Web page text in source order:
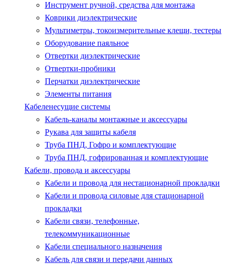
Инструмент ручной, средства для монтажа
Коврики диэлектрические
Мультиметры, токоизмерительные клещи, тестеры
Оборудование паяльное
Отвертки диэлектрические
Отвертки-пробники
Перчатки диэлектрические
Элементы питания
Кабеленесущие системы
Кабель-каналы монтажные и аксессуары
Рукава для защиты кабеля
Труба ПНД, Гофро и комплектующие
Труба ПНД, гофрированная и комплектующие
Кабели, провода и аксессуары
Кабели и провода для нестационарной прокладки
Кабели и провода силовые для стационарной
прокладки
Кабели связи, телефонные,
телекоммуникационные
Кабели специального назначения
Кабель для связи и передачи данных